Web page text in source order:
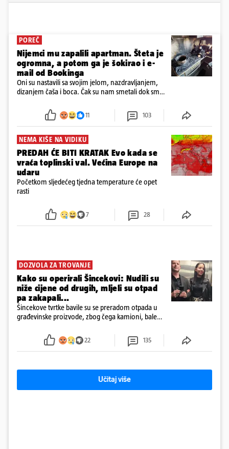
POREČ
Nijemci mu zapalili apartman. Šteta je
ogromna, a potom ga je šokirao i e-
mail od Bookinga
Oni su nastavili sa svojim jelom, nazdravljanjem,
dizanjem čaša i boca. Čak su nam smetali dok smo
požar, rekao je vlasnik
11 103
NEMA KIŠE NA VIDIKU
PREDAH ĆE BITI KRATAK Evo kada se
vraća toplinski val. Većina Europe na
udaru
Početkom sljedećeg tjedna temperature će opet
rasti
7 28
DOZVOLA ZA TROVANJE
Kako su operirali Šincekovi: Nudili su
niže cijene od drugih, mljeli su otpad
pa zakapali...
Šincekove tvrtke bavile su se preradom otpada u
građevinske proizvode, zbog čega kamioni, bale
22 135
Učitaj više